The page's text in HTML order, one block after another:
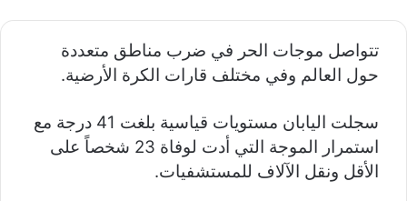
تتواصل موجات الحر في ضرب مناطق متعددة
حول العالم وفي مختلف قارات الكرة الأرضية.
سجلت اليابان مستويات قياسية بلغت 41 درجة مع
استمرار الموجة التي أدت لوفاة 23 شخصاً على
الأقل ونقل الآلاف للمستشفيات.